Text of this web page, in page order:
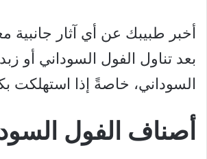
أخبر طبيبك عن أي آثار جانبية
بعد تناول الفول السوداني أو
السوداني، خاصةً إذا استهلكت
أصناف الفول